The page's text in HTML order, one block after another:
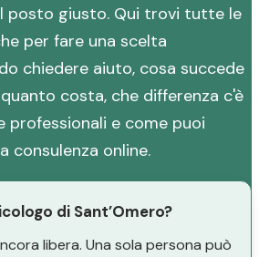
posto giusto. Qui trovi tutte le
per fare una scelta
chiedere aiuto, cosa succede
costa, che differenza c'è
professionali e come puoi
consulenza online.
di Sant’Omero?
libera. Una sola persona può